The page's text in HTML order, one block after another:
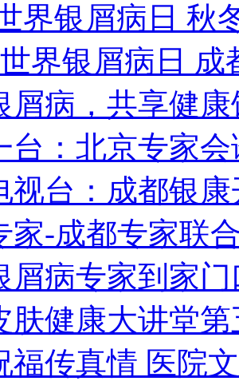
界银屑病日 秋
界银屑病日
屑病，共享健
台：北京专家
视台：成都银
家-成都专家联
屑病专家到家门
肤健康大讲堂第
福传真情 医院